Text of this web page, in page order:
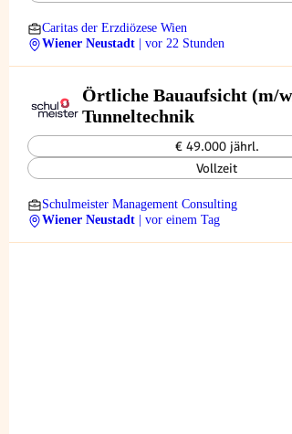
Caritas der Erzdiözese Wien
Wiener Neustadt
| vor 22 Stunden
Örtliche Bauaufsicht (m/
Tunneltechnik
€ 49.000 jährl.
Vollzeit
Schulmeister Management Consulting
Wiener Neustadt
| vor einem Tag